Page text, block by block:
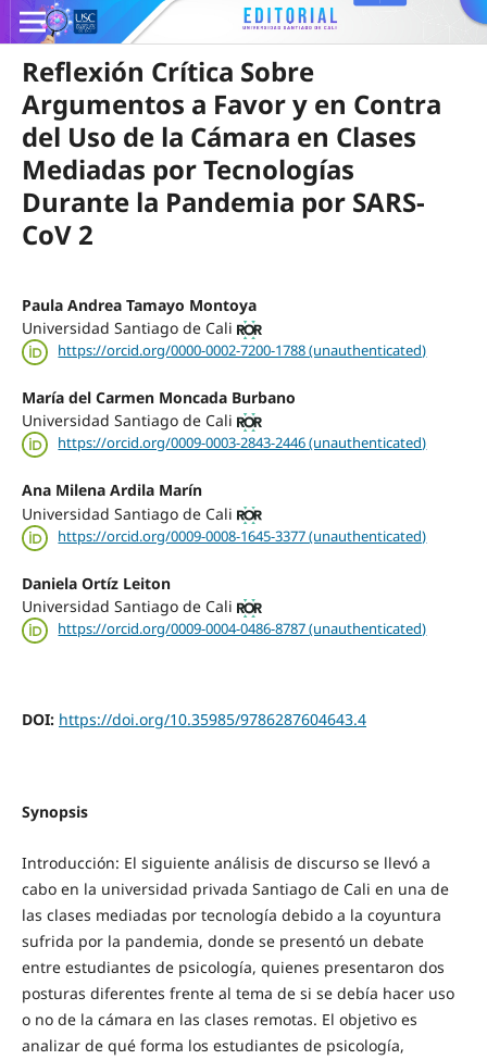
Reflexión Crítica Sobre
Argumentos a Favor y en Contra
del Uso de la Cámara en Clases
Mediadas por Tecnologías
Durante la Pandemia por SARS-
CoV 2
Paula Andrea Tamayo Montoya
Universidad Santiago de Cali
https://orcid.org/0000-0002-7200-1788 (unauthenticated)
María del Carmen Moncada Burbano
Universidad Santiago de Cali
https://orcid.org/0009-0003-2843-2446 (unauthenticated)
Ana Milena Ardila Marín
Universidad Santiago de Cali
https://orcid.org/0009-0008-1645-3377 (unauthenticated)
Daniela Ortíz Leiton
Universidad Santiago de Cali
https://orcid.org/0009-0004-0486-8787 (unauthenticated)
DOI: https://doi.org/10.35985/9786287604643.4
Synopsis
Introducción: El siguiente análisis de discurso se llevó a
cabo en la universidad privada Santiago de Cali en una de
las clases mediadas por tecnología debido a la coyuntura
sufrida por la pandemia, donde se presentó un debate
entre estudiantes de psicología, quienes presentaron dos
posturas diferentes frente al tema de si se debía hacer uso
o no de la cámara en las clases remotas. El objetivo es
analizar de qué forma los estudiantes de psicología,